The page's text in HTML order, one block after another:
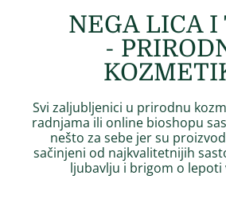
NEGA LICA I
-
Svi zaljubljenici u prirodnu
radnjama ili online bioshopu
nešto za sebe jer su
sačinjeni od najkvalitetnijih
ljubavlju i brigom o lepoti